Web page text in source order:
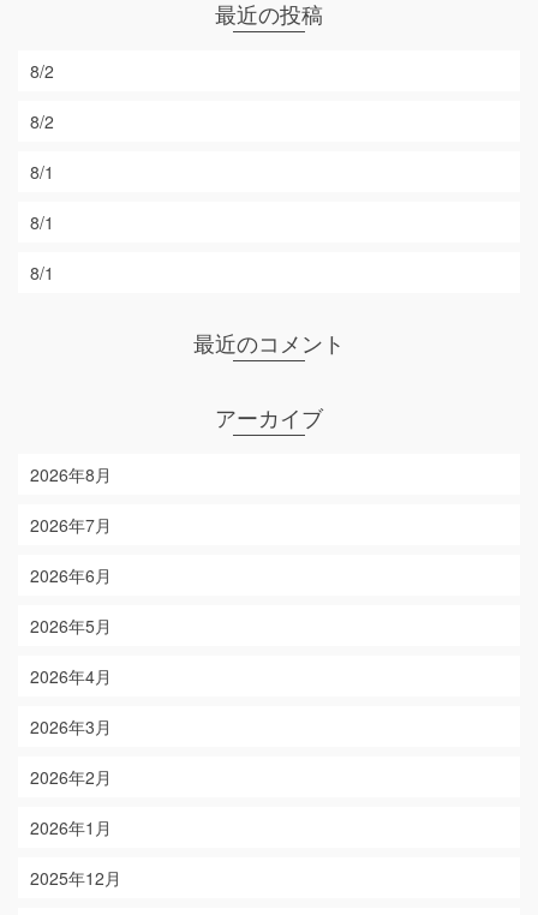
最近の投稿
8/2
8/2
8/1
8/1
8/1
最近のコメント
アーカイブ
2026年8月
2026年7月
2026年6月
2026年5月
2026年4月
2026年3月
2026年2月
2026年1月
2025年12月